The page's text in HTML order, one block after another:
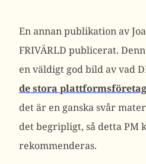
En annan publikation av
FRIVÄRLD publicerat.
en väldigt god bild av vad
de stora
det är en ganska svår
det begripligt, så detta PM
rekommenderas.